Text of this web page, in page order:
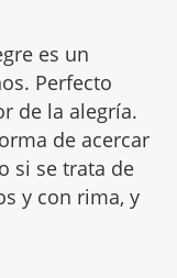
es un
Perfecto
de la alegría.
de acercar
si se trata de
y con rima, y